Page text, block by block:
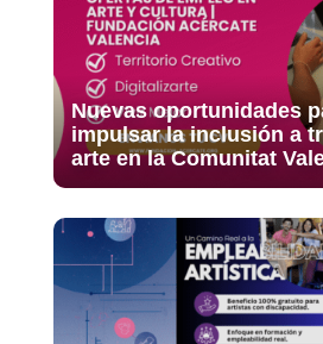
Nuevas oportunidades
impulsar la inclusión a
arte en la Comunitat